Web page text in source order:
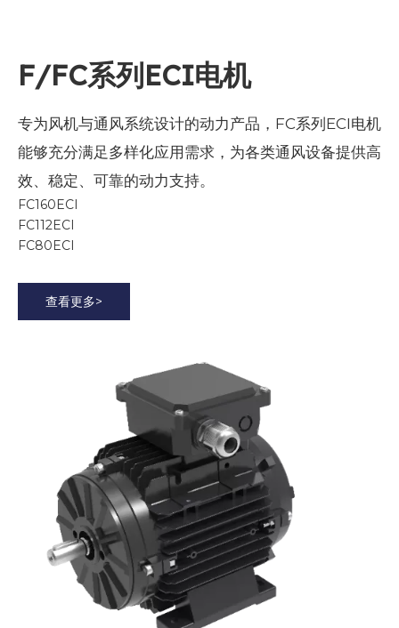
F/FC系列ECI电机
专为风机与通风系统设计的动力产品，FC系列ECI电机
能够充分满足多样化应用需求，为各类通风设备提供高
效、稳定、可靠的动力支持。
FC160ECI
FC112ECI
FC80ECI
查看更多>